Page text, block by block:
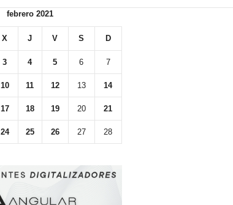
febrero 2021
X J V S D
3 4 5 6 7
10 11 12 13 14
17 18 19 20 21
24 25 26 27
28